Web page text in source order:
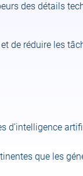
des détails
de réduire les
que les